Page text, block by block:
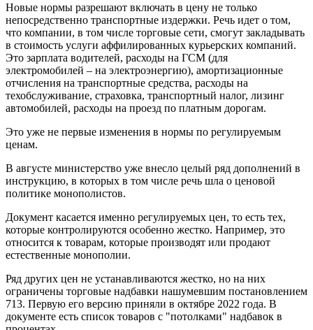
Новые нормы разрешают включать в цену не только
непосредственно транспортные издержки. Речь идет о том,
что компании, в том числе торговые сети, смогут закладывать
в стоимость услуги аффилированных курьерских компаний.
Это зарплата водителей, расходы на ГСМ (для
электромобилей – на электроэнергию), амортизационные
отчисления на транспортные средства, расходы на
техобслуживание, страховка, транспортный налог, лизинг
автомобилей, расходы на проезд по платным дорогам.
Это уже не первые изменения в нормы по регулируемым
ценам.
В августе министерство уже внесло целый ряд дополнений в
инструкцию, в которых в том числе речь шла о ценовой
политике монополистов.
Документ касается именно регулируемых цен, то есть тех,
которые контролируются особенно жестко. Например, это
относится к товарам, которые производят или продают
естественные монополии.
Ряд других цен не устанавливаются жестко, но на них
ограничены торговые надбавки нашумевшим постановлением
713. Первую его версию приняли в октябре 2022 года. В
документе есть список товаров с "потолками" надбавок в